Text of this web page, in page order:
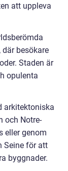
att uppleva
där besökare
Staden är
opulenta
arkitektoniska
och Notre-
eller genom
Seine för att
byggnader.